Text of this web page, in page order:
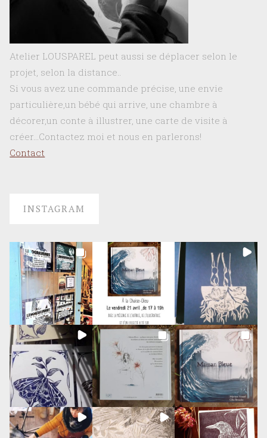
Atelier LOUSPAREL peut aussi se déplacer selon le
projet, selon la distance..
Si vous avez une commande précise, une envie
particulière,un bébé qui arrive, une chambre à
décorer,un conte à illustrer, une carte de visite à
créer…Contactez moi et nous en parlerons!
Contact
INSTAGRAM